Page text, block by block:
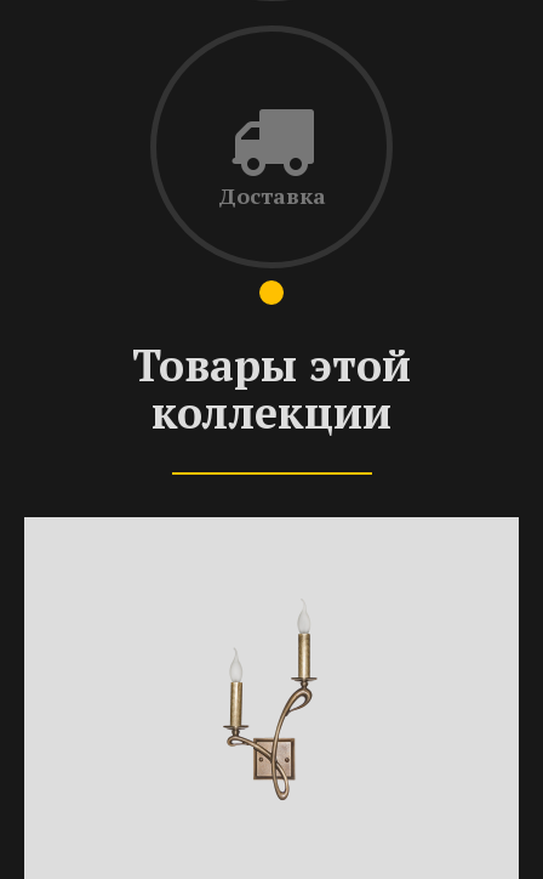
Доставка
Товары этой
коллекции